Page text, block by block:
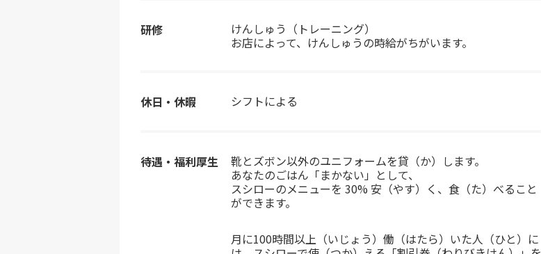
研修
けんしゅう（トレーニング）
お店によって、けんしゅうの時給がちがいます。
休日・休暇 シフトによる
待遇・福利厚生
靴とズボン以外のユニフォームを貸（か）します。
あなたのごはん「まかない」として、
スシローのメニューを 30% 安（やす）く、食（た）べること
ができます。
月に100時間以上（いじょう）働（はたら）いた人（ひと）に